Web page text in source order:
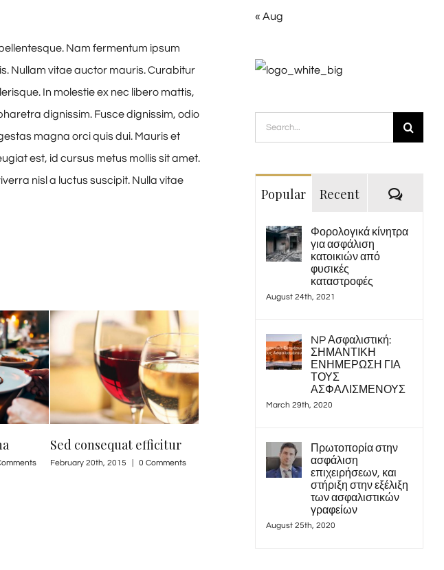
Nam fermentum ipsum
Nullam vitae auctor mauris. Curabitur
In molestie ex nec libero mattis,
dignissim. Fusce dignissim, odio
magna orci quis dui. Mauris et
est, id cursus metus mollis sit amet.
nisl a luctus suscipit. Nulla vitae
Duis malesi vivera rius
February 20th, 2015 0 Comments
Sed ut perspiciatis
0 Comments
« Aug
Search
for:
Popular Recent
Φορολογικά κίνητρα
για ασφάλιση
κατοικιών από
φυσικές
καταστροφές
August 24th, 2021
NP Ασφαλιστική:
ΣΗΜΑΝΤΙΚΗ
ΕΝΗΜΕΡΩΣΗ ΓΙΑ
ΤΟΥΣ
ΑΣΦΑΛΙΣΜΕΝΟΥΣ
March 29th, 2020
Πρωτοπορία στην
ασφάλιση
επιχειρήσεων, και
στήριξη στην εξέλιξη
των ασφαλιστικών
γραφείων
August 25th, 2020